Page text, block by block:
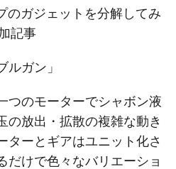
のガジェットを分解してみ
記事
ルガン」
つのモーターでシャボン液
の放出・拡散の複雑な動き
ターとギアはユニット化さ
だけで色々なバリエーショ